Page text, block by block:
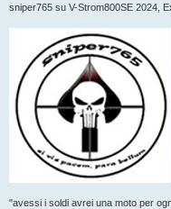
sniper765 su V-Strom800SE 2024,
"avessi i soldi avrei una moto per